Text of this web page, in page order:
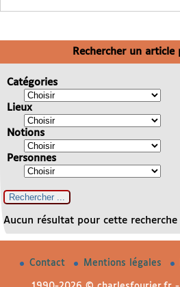
Rechercher un
Catégories
Lieux
Notions
Personnes
Aucun résultat pour cette recherche
Contact Mentions légales